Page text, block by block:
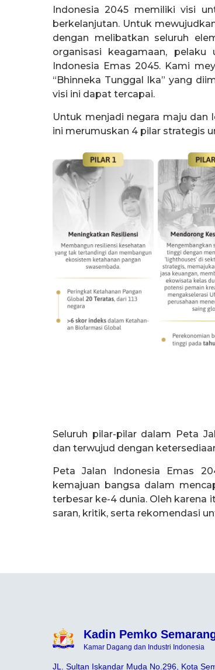
Indonesia 2045 memiliki visi
berkelanjutan. Untuk
dengan melibatkan seluruh
organisasi keagamaan,
Indonesia Emas 2045. Kami
“Bhinneka Tunggal Ika” yang
visi ini dapat tercapai.
Untuk menjadi negara maju dan
ini merumuskan 4 pilar strategis
Seluruh pilar-pilar dalam Peta
dan terwujud dengan
Peta Jalan Indonesia Emas
kemajuan bangsa dalam
terbesar ke-4 dunia. Oleh karena
saran, kritik, serta rekomendasi
Kadin Pemko
Kamar Dagang dan Industri Indonesia
JL. Sultan Iskandar Muda No.296, Kota